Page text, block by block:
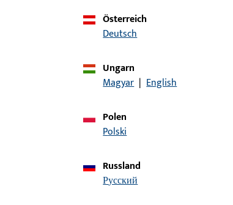
Drückerstift, Gesamtbreite 9 mm, Gesamthöhe / -tiefe 9 mm
Drückerstift, Gesamtbreite 9 mm, Gesamthöhe / -tiefe 9 mm
Österreich
Deutsch
Ungarn
Magyar | English
Polen
Polski
Russland
русский